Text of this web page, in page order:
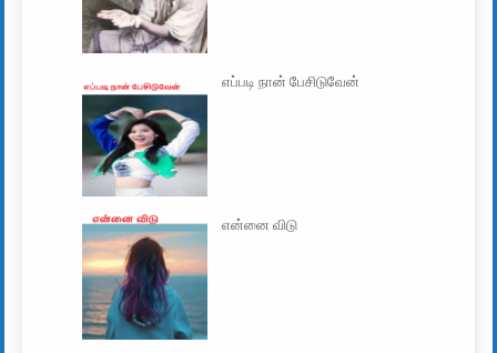
எப்படி நான் பேசிடுவேன்
என்னை விடு